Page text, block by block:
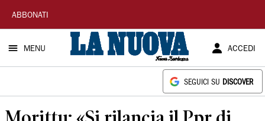
La
Nuova
Sardegna
ABBONATI
MENU ACCEDI
SEGUICI SU DISCOVER